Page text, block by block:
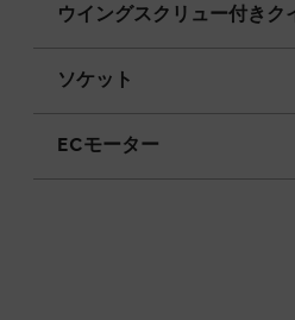
ウイングスクリュー付きク
ソケット
ECモーター